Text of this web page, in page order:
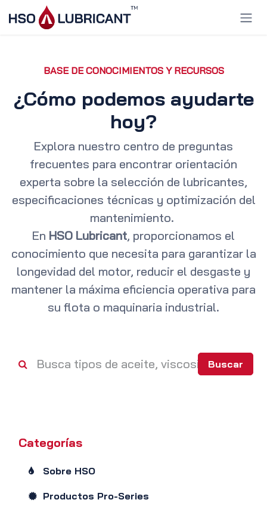
Ir al contenido
BASE DE CONOCIMIENTOS Y RECURSOS
¿Cómo podemos ayudarte
hoy?
Explora nuestro centro de preguntas
frecuentes para encontrar orientación
experta sobre la selección de lubricantes,
especificaciones técnicas y optimización del
mantenimiento.
En HSO Lubricant, proporcionamos el
conocimiento que necesita para garantizar la
longevidad del motor, reducir el desgaste y
mantener la máxima eficiencia operativa para
su flota o maquinaria industrial.
Buscar
Categorías
Sobre HSO
Productos Pro-Series